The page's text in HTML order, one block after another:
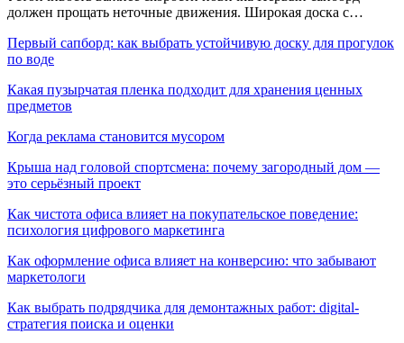
должен прощать неточные движения. Широкая доска с…
Первый сапборд: как выбрать устойчивую доску для прогулок
по воде
Какая пузырчатая пленка подходит для хранения ценных
предметов
Когда реклама становится мусором
Крыша над головой спортсмена: почему загородный дом —
это серьёзный проект
Как чистота офиса влияет на покупательское поведение:
психология цифрового маркетинга
Как оформление офиса влияет на конверсию: что забывают
маркетологи
Как выбрать подрядчика для демонтажных работ: digital-
стратегия поиска и оценки